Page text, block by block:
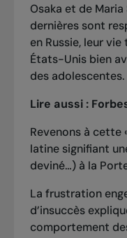
Osaka et de
dernières sont
en Russie, leur
États-Unis bien
des adolescentes.
Lire aussi :
Revenons à cette
latine signifiant
deviné…) à la
La frustration
d’insuccès
comportement